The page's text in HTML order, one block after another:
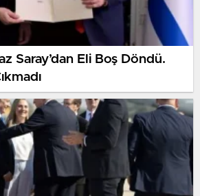
Saray’dan Eli Boş Döndü.